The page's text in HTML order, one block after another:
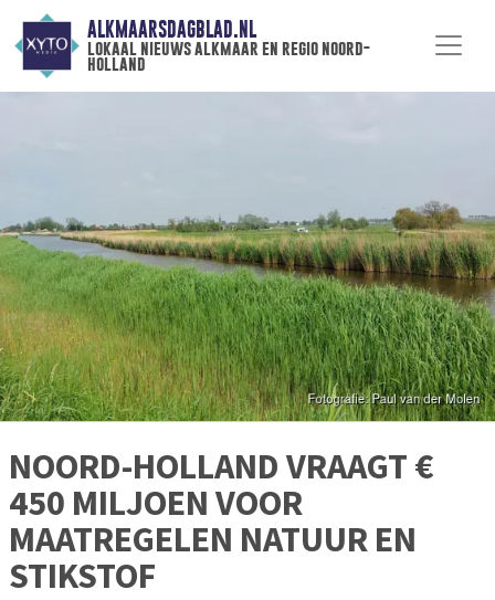
ALKMAARSDAGBLAD.NL
lokaal nieuws alkmaar en regio noord-
holland
NOORD-HOLLAND VRAAGT €
450 MILJOEN VOOR
MAATREGELEN NATUUR EN
STIKSTOF